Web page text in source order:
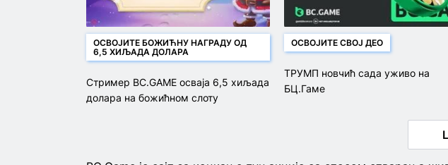
ОСВОЈИТЕ БОЖИЋНУ НАГРАДУ ОД
6,5 ХИЉАДА ДОЛАРА
Стример BC.GAME осваја 6,5 хиљада
долара на божићном слоту
ОСВОЈИТЕ СВОЈ ДЕО
ТРУМП новчић сада уживо на
БЦ.Гаме